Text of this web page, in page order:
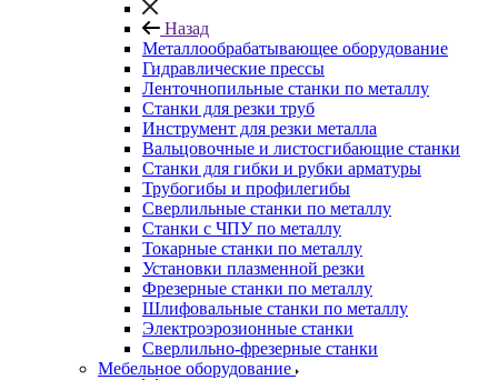
Назад
Металлообрабатывающее оборудование
Гидравлические прессы
Ленточнопильные станки по металлу
Станки для резки труб
Инструмент для резки металла
Вальцовочные и листосгибающие станки
Станки для гибки и рубки арматуры
Трубогибы и профилегибы
Сверлильные станки по металлу
Станки с ЧПУ по металлу
Токарные станки по металлу
Установки плазменной резки
Фрезерные станки по металлу
Шлифовальные станки по металлу
Электроэрозионные станки
Сверлильно-фрезерные станки
Мебельное оборудование